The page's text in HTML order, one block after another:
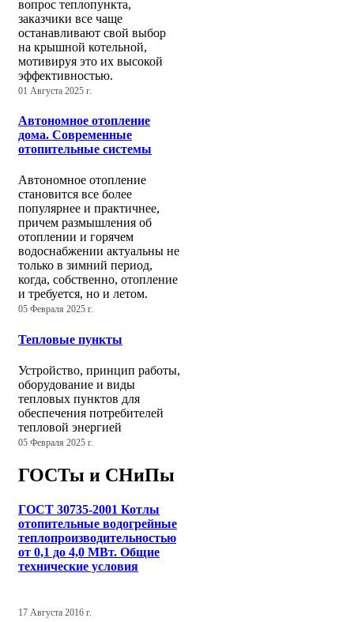
вопрос теплопункта,
заказчики все чаще
останавливают свой выбор
на крышной котельной,
мотивируя это их высокой
эффективностью.
01 Августа 2025 г.
Автономное отопление
дома. Современные
отопительные системы
Автономное отопление
становится все более
популярнее и практичнее,
причем размышления об
отоплении и горячем
водоснабжении актуальны не
только в зимний период,
когда, собственно, отопление
и требуется, но и летом.
05 Февраля 2025 г.
Тепловые пункты
Устройство, принцип работы,
оборудование и виды
тепловых пунктов для
обеспечения потребителей
тепловой энергией
05 Февраля 2025 г.
ГОСТы и СНиПы
ГОСТ 30735-2001 Котлы
отопительные водогрейные
теплопроизводительностью
от 0,1 до 4,0 МВт. Общие
технические условия
17 Августа 2016 г.